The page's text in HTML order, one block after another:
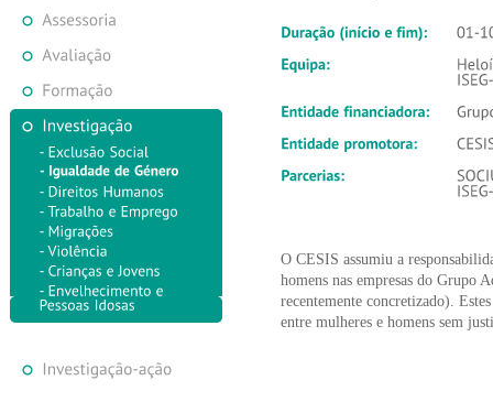
O CESIS assumiu a
homens nas empresas do Grupo
recentemente concretizado).
entre mulheres e homens sem